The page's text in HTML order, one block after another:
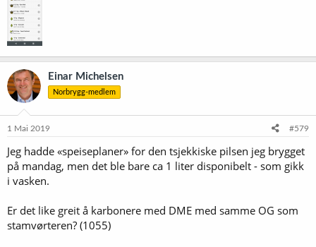
Det var forøvrig en merkverdighet ved svarene på det andre
spørsmålet. Av de 16 som svarte feil, var det bare to som valgte øl
nr. 2. Og nr. 2 og 3 var altså det samme ølet, slik at her burde
svarene ha fordelt seg nokså likt. Det kan se ut som om en eller
annen merkelig psykologisk mekanisme har vært i sving, en slags
tilbøyelighet til å tro at det riktige svaret må ligge i ytterkanten.
Einar Michelsen
Norbrygg-medlem
1 Mai 2019 #579
Jeg hadde «speiseplaner» for den tsjekkiske pilsen jeg brygget
på mandag, men det ble bare ca 1 liter disponibelt - som gikk
i vasken.
Er det like greit å karbonere med DME med samme OG som
stamvørteren? (1055)